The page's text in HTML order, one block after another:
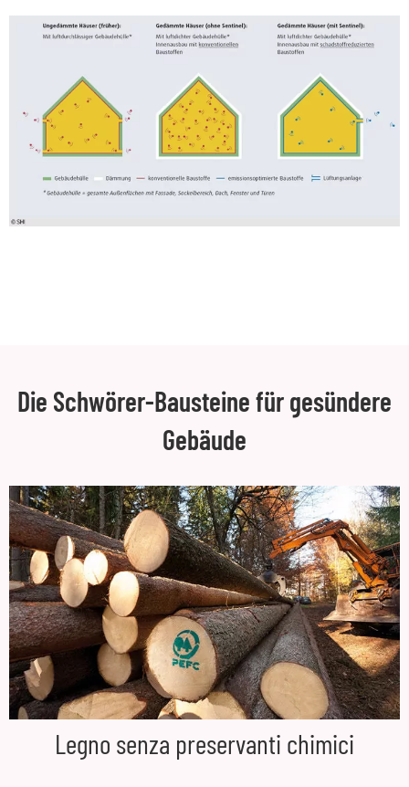
Die Schwörer-Bausteine für gesündere
Gebäude
Legno senza preservanti chimici